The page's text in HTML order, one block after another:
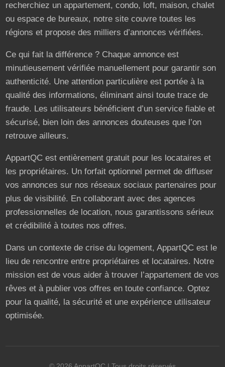
recherchiez un appartement, condo, loft, maison, chalet
ou espace de bureaux, notre site couvre toutes les
régions et propose des milliers d’annonces vérifiées.
Ce qui fait la différence ? Chaque annonce est
minutieusement vérifiée manuellement pour garantir son
authenticité. Une attention particulière est portée à la
qualité des informations, éliminant ainsi toute trace de
fraude. Les utilisateurs bénéficient d’un service fiable et
sécurisé, bien loin des annonces douteuses que l’on
retrouve ailleurs.
AppartQC est entièrement gratuit pour les locataires et
les propriétaires. Un forfait optionnel permet de diffuser
vos annonces sur nos réseaux sociaux partenaires pour
plus de visibilité. En collaborant avec des agences
professionnelles de location, nous garantissons sérieux
et crédibilité à toutes nos offres.
Dans un contexte de crise du logement, AppartQC est le
lieu de rencontre entre propriétaires et locataires. Notre
mission est de vous aider à trouver l’appartement de vos
rêves et à publier vos offres en toute confiance. Optez
pour la qualité, la sécurité et une expérience utilisateur
optimisée.